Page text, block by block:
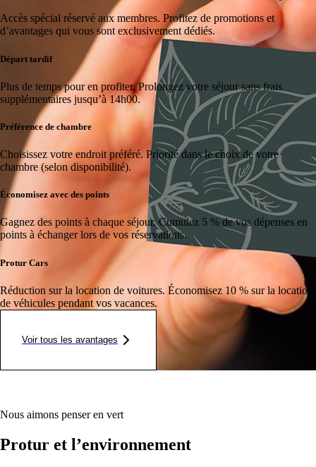
Accès spécial réservé aux membres. Profitez de promotions et
d’avantages qui vous sont exclusivement dédiés.
Départ tardif
Plus de temps pour en profiter. Prolongez votre séjour sans frais
supplémentaires jusqu’à 14h00.
Préférence de chambre
Choisissez votre endroit préféré. Priorité dans le choix de votre
chambre (selon disponibilité).
Économisez avec des points
Gagnez des points à chaque séjour. Cumulez 5 % de vos dépenses en
points à échanger lors de vos réservations.
Protur Cars
Réduction sur la location de voitures. Économisez 10 % sur la location
de véhicules pendant vos vacances.
Voir tous les avantages
Nous aimons penser en vert
Protur et l’environnement